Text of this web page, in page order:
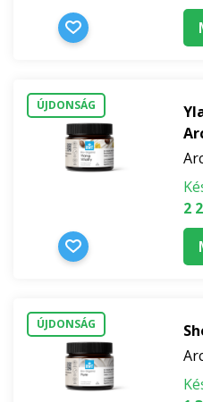
ÚJDONSÁG
2
ÚJDONSÁG